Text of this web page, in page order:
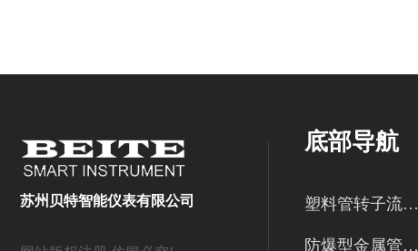
苏州贝特智能仪表有限公司
底部导航
塑料管转子流量计
防爆型金属管转子流量计